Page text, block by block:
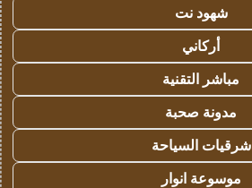
شهود نت
أركاني
مباشر التقنية
مدونة صحبة
شرقيات السياحة
موسوعة انوار